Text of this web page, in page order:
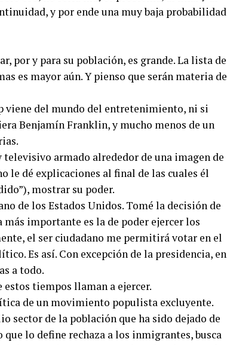
y por ende una muy baja probabilidad
por y para su población, es grande. La lista de
es mayor aún. Y pienso que serán materia de
viene del mundo del entretenimiento, ni si
Benjamín Franklin, y mucho menos de un
armado alrededor de una imagen de
le dé explicaciones al final de las cuales él
mostrar su poder.
de los Estados Unidos. Tomé la decisión de
importante es la de poder ejercer los
el ser ciudadano me permitirá votar en el
Es así. Con excepción de la presidencia, en
a todo.
estos tiempos llaman a ejercer.
de un movimiento populista excluyente.
sector de la población que ha sido dejado de
lo define rechaza a los inmigrantes, busca